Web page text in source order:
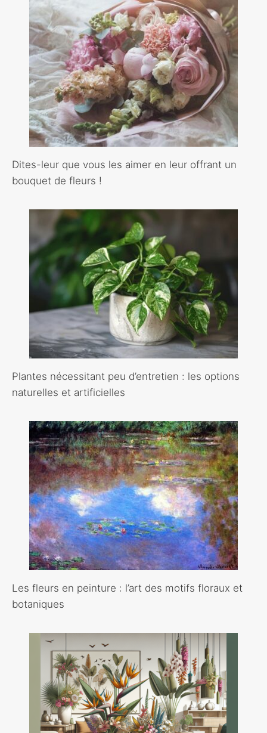
Dites-leur que vous les aimer en leur offrant un
bouquet de fleurs !
Plantes nécessitant peu d’entretien : les options
naturelles et artificielles
Les fleurs en peinture : l’art des motifs floraux et
botaniques